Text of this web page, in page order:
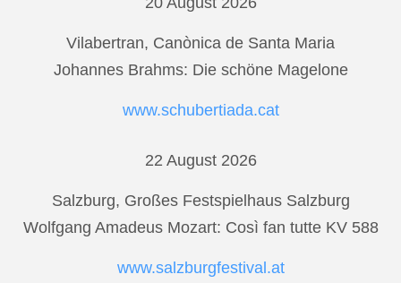
Vilabertran, Canònica de Santa Maria
Johannes Brahms: Die schöne Magelone
www.schubertiada.cat
22 August 2026
Salzburg, Großes Festspielhaus Salzburg
Wolfgang Amadeus Mozart: Così fan tutte KV 588
www.salzburgfestival.at